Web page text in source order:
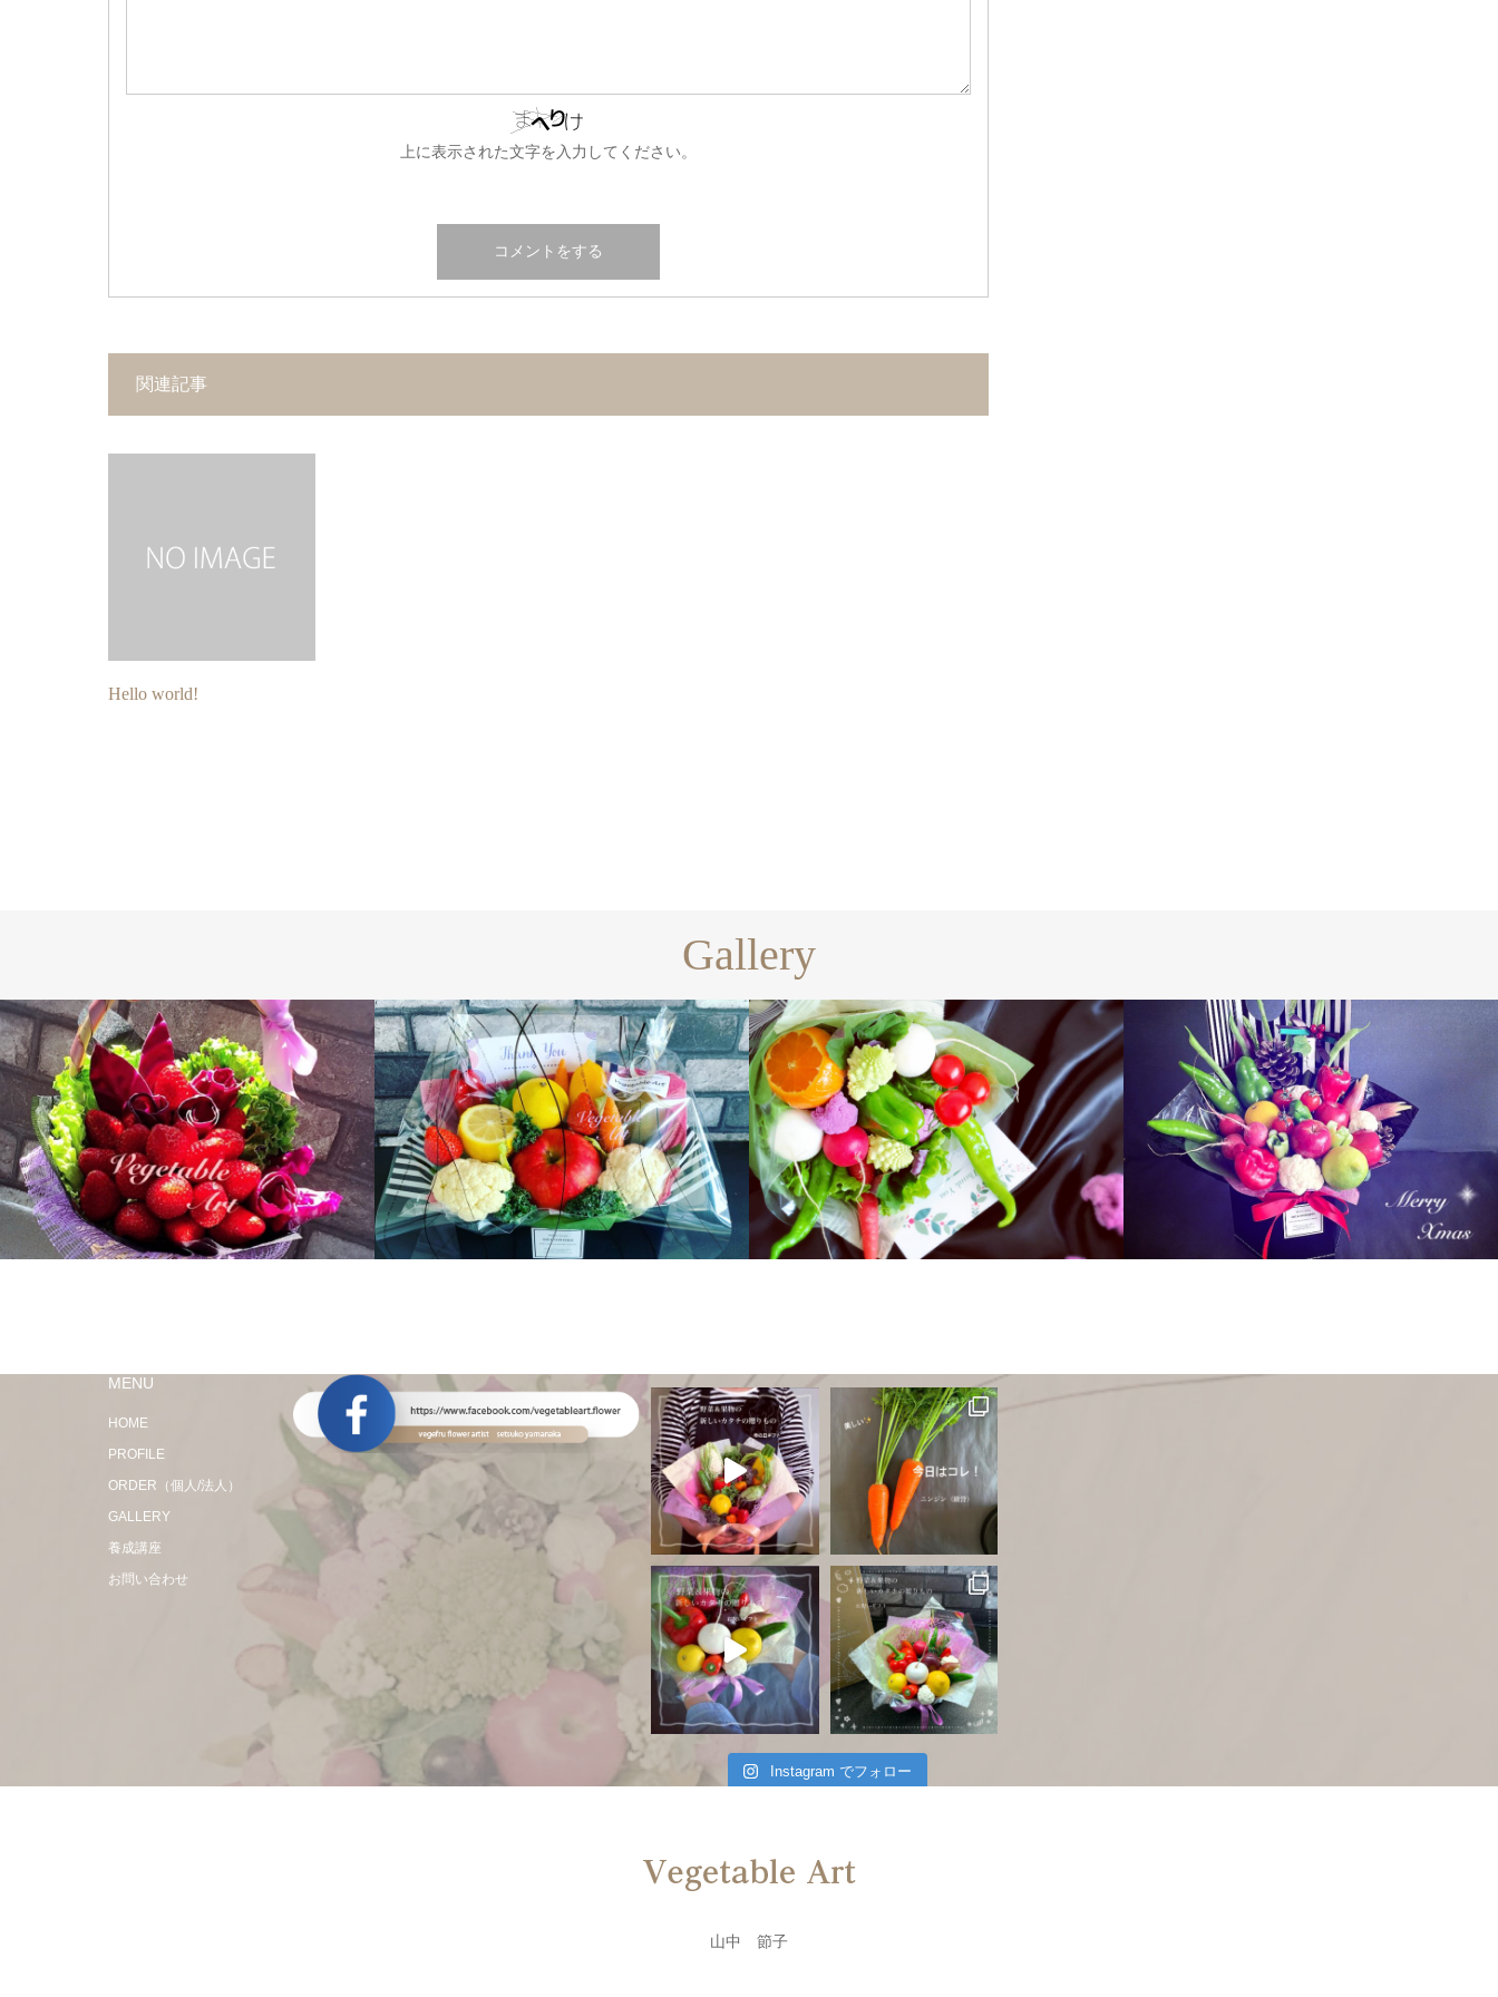
上に表示された文字を入力してください。
関連記事
Hello world!
Gallery
MENU
HOME
PROFILE
ORDER（個人/法人）
GALLERY
養成講座
お問い合わせ
Instagram でフォロー
山中 節子